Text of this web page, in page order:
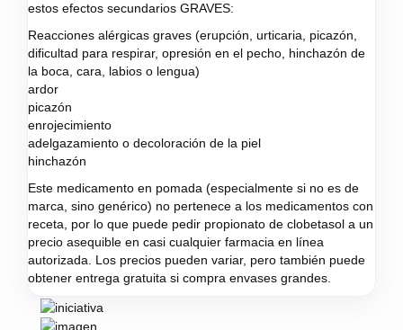
estos efectos secundarios GRAVES:
Reacciones alérgicas graves (erupción, urticaria, picazón,
dificultad para respirar, opresión en el pecho, hinchazón de
la boca, cara, labios o lengua)
ardor
picazón
enrojecimiento
adelgazamiento o decoloración de la piel
hinchazón
Este medicamento en pomada (especialmente si no es de
marca, sino genérico) no pertenece a los medicamentos con
receta, por lo que puede pedir propionato de clobetasol a un
precio asequible en casi cualquier farmacia en línea
autorizada. Los precios pueden variar, pero también puede
obtener entrega gratuita si compra envases grandes.